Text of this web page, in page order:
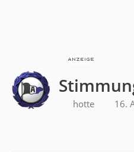
hotte 16.